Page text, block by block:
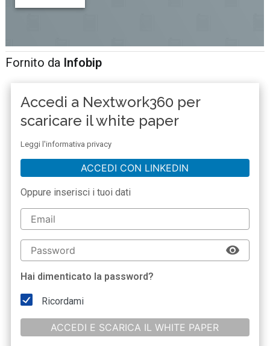
Fornito da Infobip
Accedi a Nextwork360 per
scaricare il white paper
Leggi l'informativa privacy
ACCEDI CON LINKEDIN
Oppure inserisci i tuoi dati
Hai dimenticato la password?
Ricordami
ACCEDI E SCARICA IL WHITE PAPER